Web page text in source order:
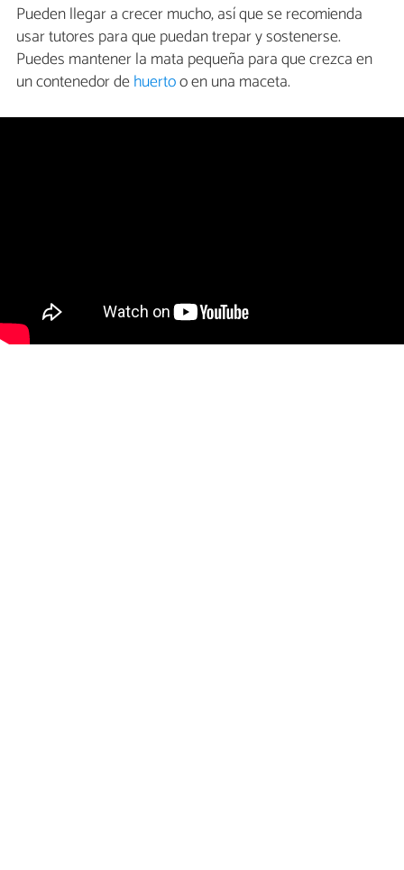
Pueden llegar a crecer mucho, así que se recomienda
usar tutores para que puedan trepar y sostenerse.
Puedes mantener la mata pequeña para que crezca en
un contenedor dehuertoo en una maceta.